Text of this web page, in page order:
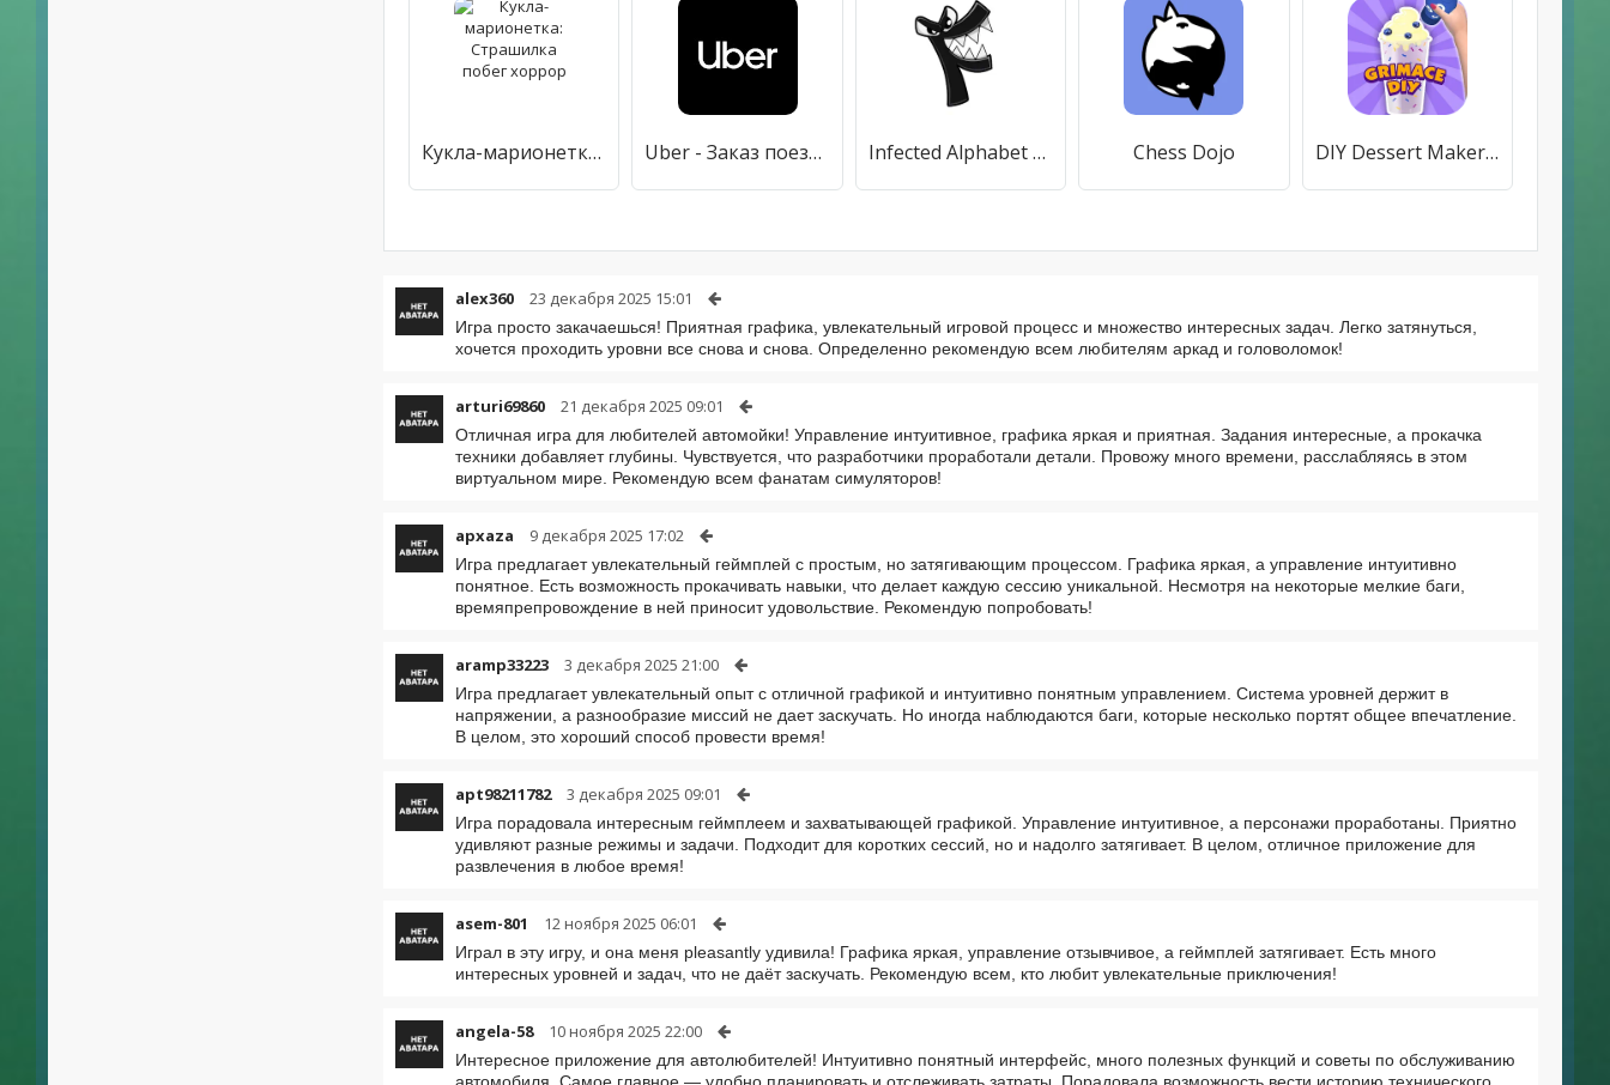
Кукла-марионетка: Страшилка побег хоррор Uber - Заказ поездки Infected Alphabet Lore Chess Dojo DIY Dessert Maker: Grimaces
alex360 23 декабря 2025 15:01
Игра просто закачаешься! Приятная графика, увлекательный игровой процесс и множество интересных задач. Легко затянуться,
хочется проходить уровни все снова и снова. Определенно рекомендую всем любителям аркад и головоломок!
arturi69860 21 декабря 2025 09:01
Отличная игра для любителей автомойки! Управление интуитивное, графика яркая и приятная. Задания интересные, а прокачка
техники добавляет глубины. Чувствуется, что разработчики проработали детали. Провожу много времени, расслабляясь в этом
виртуальном мире. Рекомендую всем фанатам симуляторов!
apxaza 9 декабря 2025 17:02
Игра предлагает увлекательный геймплей с простым, но затягивающим процессом. Графика яркая, а управление интуитивно
понятное. Есть возможность прокачивать навыки, что делает каждую сессию уникальной. Несмотря на некоторые мелкие баги,
времяпрепровождение в ней приносит удовольствие. Рекомендую попробовать!
aramp33223 3 декабря 2025 21:00
Игра предлагает увлекательный опыт с отличной графикой и интуитивно понятным управлением. Система уровней держит в
напряжении, а разнообразие миссий не дает заскучать. Но иногда наблюдаются баги, которые несколько портят общее впечатление.
В целом, это хороший способ провести время!
apt98211782 3 декабря 2025 09:01
Игра порадовала интересным геймплеем и захватывающей графикой. Управление интуитивное, а персонажи проработаны. Приятно
удивляют разные режимы и задачи. Подходит для коротких сессий, но и надолго затягивает. В целом, отличное приложение для
развлечения в любое время!
asem-801 12 ноября 2025 06:01
Играл в эту игру, и она меня pleasantly удивила! Графика яркая, управление отзывчивое, а геймплей затягивает. Есть много
интересных уровней и задач, что не даёт заскучать. Рекомендую всем, кто любит увлекательные приключения!
angela-58 10 ноября 2025 22:00
Интересное приложение для автолюбителей! Интуитивно понятный интерфейс, много полезных функций и советы по обслуживанию